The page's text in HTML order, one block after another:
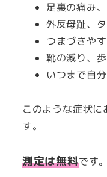
足裏の痛み
外反母趾、
つまづきや
靴の減り、
いつまで自
このような症状
す。
測定は無料です。